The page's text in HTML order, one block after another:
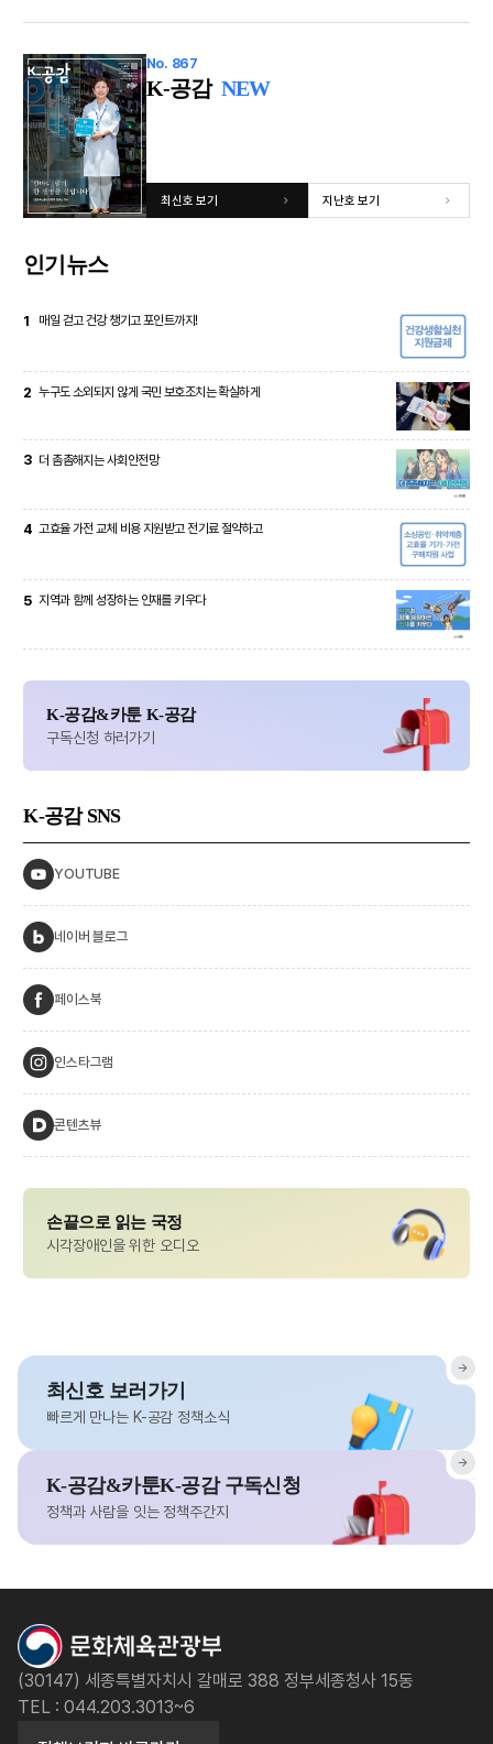
No. 867
K-공감 NEW
최신호 보기 지난호 보기
인기뉴스
1 매일 걷고 건강 챙기고 포인트까지!
2 누구도 소외되지 않게 국민 보호조치는 확실하게
3 더 촘촘해지는 사회안전망
4 고효율 가전 교체 비용 지원받고 전기료 절약하고
5 지역과 함께 성장하는 인재를 키우다
K-공감&카툰 K-공감
구독신청 하러가기
K-공감 SNS
YOUTUBE
네이버 블로그
페이스북
인스타그램
콘텐츠뷰
손끝으로 읽는 국정
시각장애인을 위한 오디오
최신호 보러가기
빠르게 만나는 K-공감 정책소식
K-공감&카툰K-공감 구독신청
정책과 사람을 잇는 정책주간지
(30147) 세종특별자치시 갈매로 388 정부세종청사 15동
TEL : 044.203.3013~6